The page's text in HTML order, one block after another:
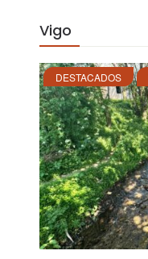
Vigo
DESTACADOS